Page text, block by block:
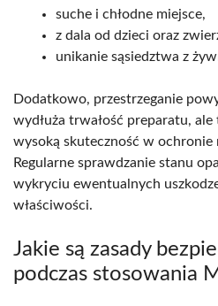
suche i chłodne miejsce,
z dala od dzieci oraz
unikanie sąsiedztwa z
Dodatkowo, przestrzeganie
wydłuża trwałość preparatu, ale
wysoką skuteczność w ochronie
Regularne sprawdzanie stanu
wykryciu ewentualnych
właściwości.
Jakie są zasady
podczas stosowania